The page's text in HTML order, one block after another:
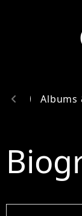
Albums
chevron_left